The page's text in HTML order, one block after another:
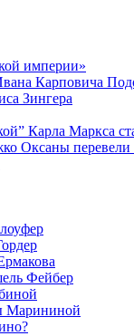
империи»
Карповича
Зингера
Карла Маркса
Оксаны перевели
Фейбер
Марининой